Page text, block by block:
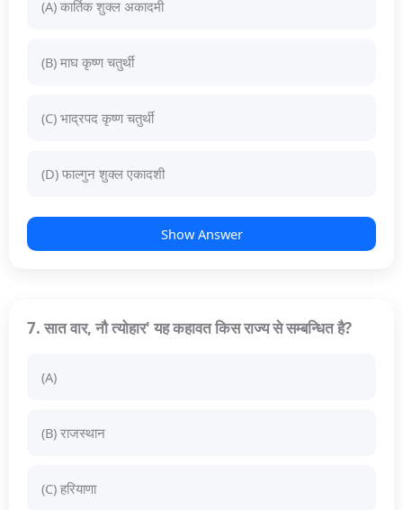
(A) कार्तिक शुक्ल अकादमी
(B) माघ कृष्ण चतुर्थी
(C) भाद्रपद कृष्ण चतुर्थी
(D) फाल्गुन शुक्ल एकादशी
Show Answer
7. सात वार, नौ त्योहार' यह कहावत किस राज्य से सम्बन्धित है?
(A)
(B) राजस्थान
(C) हरियाणा